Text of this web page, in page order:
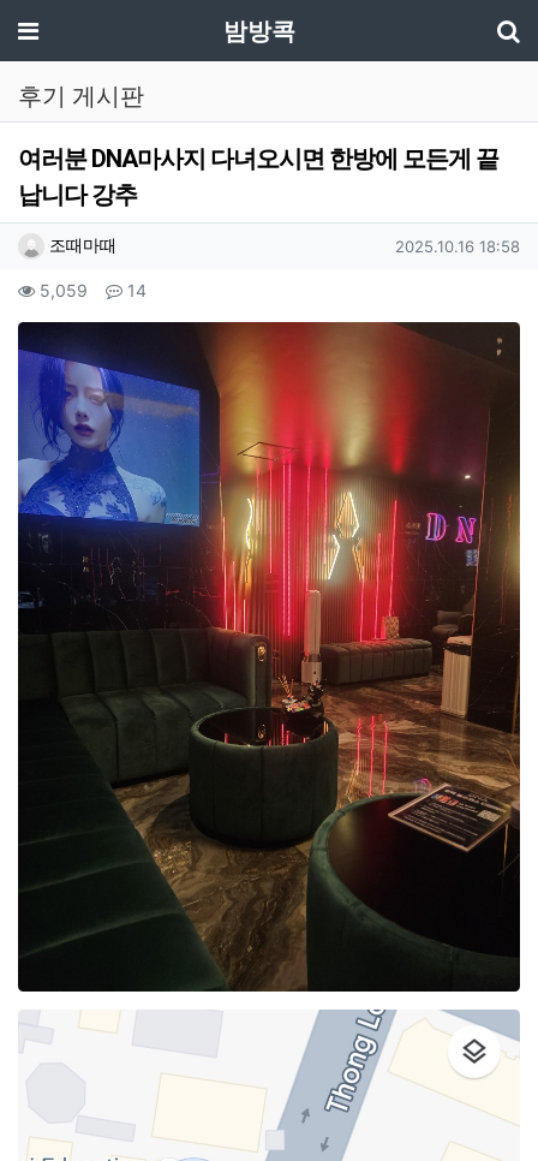
메뉴 밤방콕
후기 게시판
여러분 DNA마사지 다녀오시면 한방에 모든게 끝
납니다 강추
작성자 정보
조때마때 작성일
2025.10.16 18:58
컨텐츠 정보
5,059 조회 14
본문